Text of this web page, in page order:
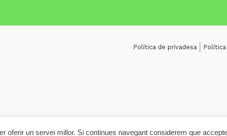
Política de privadesa
oferir un servei millor. Si continues navegant considerem que